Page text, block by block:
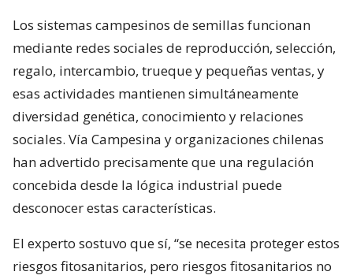
Los sistemas campesinos de semillas funcionan
mediante redes sociales de reproducción, selección,
regalo, intercambio, trueque y pequeñas ventas, y
esas actividades mantienen simultáneamente
diversidad genética, conocimiento y relaciones
sociales. Vía Campesina y organizaciones chilenas
han advertido precisamente que una regulación
concebida desde la lógica industrial puede
desconocer estas características.
El experto sostuvo que sí, “se necesita proteger estos
riesgos fitosanitarios, pero riesgos fitosanitarios no